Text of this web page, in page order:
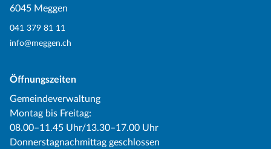
6045 Meggen
041 379 81 11
info@meggen.ch
Öffnungszeiten
Gemeindeverwaltung
Montag bis Freitag:
08.00–11.45 Uhr/13.30–17.00 Uhr
Donnerstagnachmittag geschlossen